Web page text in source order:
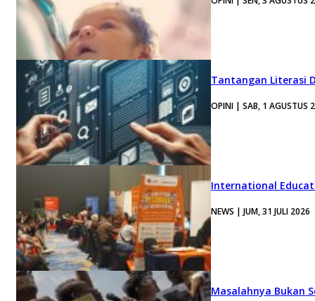
Tantangan Literasi
OPINI | SAB, 1 AGUSTUS
International
NEWS | JUM, 31 JULI 2026
Masalahnya Bukan